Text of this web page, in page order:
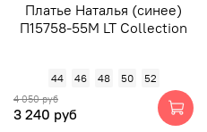
Платье Наталья (синее)
П15758-55М LT Collection
44 46 48 50 52
4 050 руб
3 240 руб